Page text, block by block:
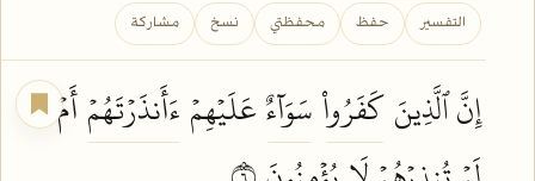
التفسير حفظ محفظتي نسخ مشاركة
إِنَّ ٱلَّذِينَكَفَرُواْ سَوَآءٌعَلَيۡهِمۡ ءَأَنذَرۡتَهُمۡأَمۡ